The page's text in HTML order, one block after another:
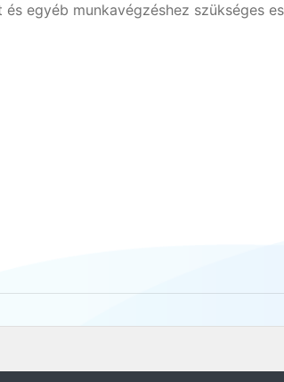
és egyéb munkavégzéshez szükséges